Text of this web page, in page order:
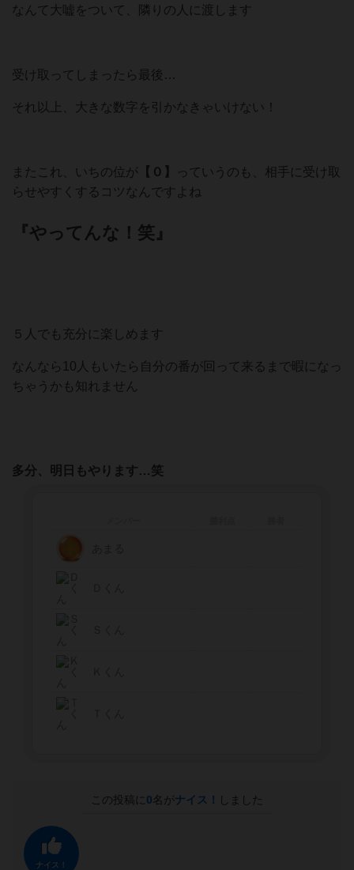
なんて大嘘をついて、隣りの人に渡します
受け取ってしまったら最後…
それ以上、大きな数字を引かなきゃいけない！
またこれ、いちの位が 【０】
っていうのも、相手に受け取
らせやすくするコツなんですよね
『やってんな！笑』
５人でも充分に楽しめます
なんなら10人もいたら自分の番が回って来るまで暇になっ
ちゃうかも知れません
多分、明日もやります…笑
この投稿に 0名がナイス！ しました
ナイス！